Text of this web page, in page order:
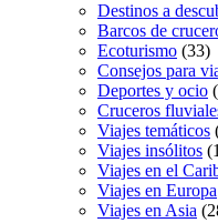
Destinos a
Barcos de
Ecoturismo (33)
Consejos para
Deportes y ocio
Cruceros
Viajes temáticos
Viajes insólitos
Viajes en el
Viajes en Europa
Viajes en Asia